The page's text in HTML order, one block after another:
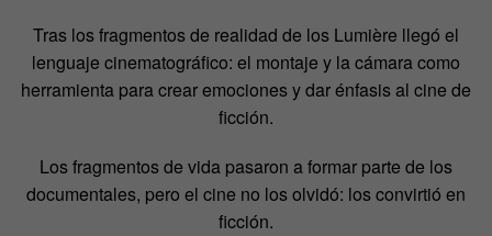
Tras los fragmentos de realidad de los Lumière llegó el
lenguaje cinematográfico: el montaje y la cámara como
herramienta para crear emociones y dar énfasis al cine de
ficción.
Los fragmentos de vida pasaron a formar parte de los
documentales, pero el cine no los olvidó: los convirtió en
ficción.